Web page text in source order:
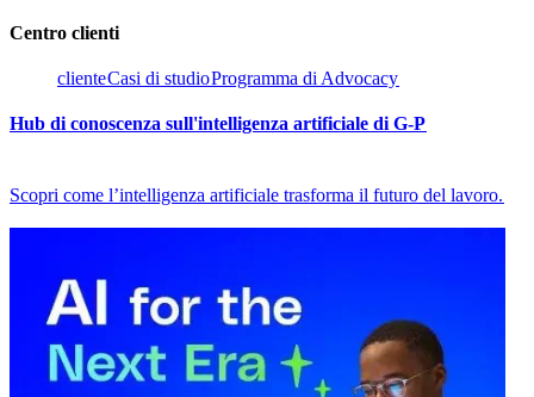
Centro clienti​​
cliente​​Casi di studio​​Programma di Advocacy​​
Hub di conoscenza sull'intelligenza artificiale di G-P​​
Scopri come l’intelligenza artificiale trasforma il futuro del lavoro.​​